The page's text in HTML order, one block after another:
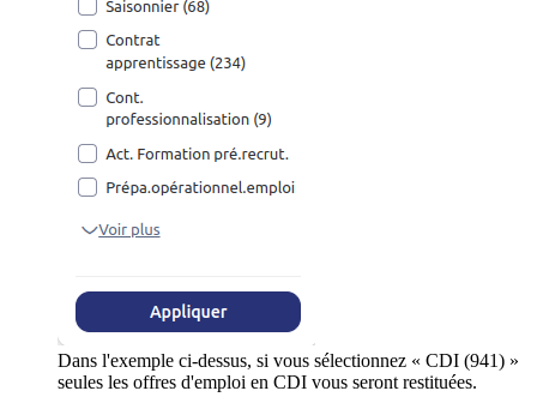
Dans l'exemple ci-dessus, si vous sélectionnez « CDI (941) »
seules les offres d'emploi en CDI vous seront restituées.